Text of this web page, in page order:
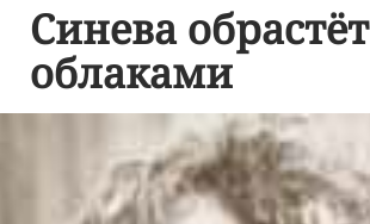
Синева обрастёт
облаками